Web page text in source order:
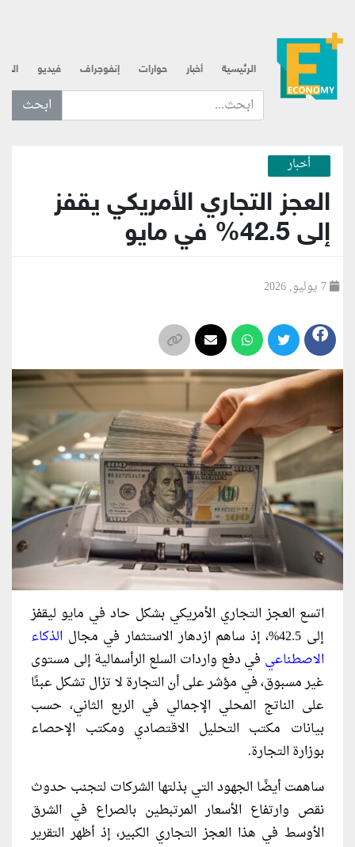
الرئيسية أخبار حوارات إنفوجراف فيديو
ابحث عن... :
أخبار
العجز التجاري الأمريكي يقفز
إلى 42.5% في مايو
اتسع العجز التجاري الأمريكي بشكل حاد في مايو ليقفز
إلى 42.5%، إذ ساهم ازدهار الاستثمار في مجال
الذكاء
الاصطناعي في دفع واردات السلع الرأسمالية إلى مستوى
غير مسبوق، في مؤشر على أن التجارة لا تزال تشكل عبئًا
على الناتج المحلي الإجمالي في الربع الثاني، حسب
بيانات مكتب التحليل الاقتصادي ومكتب الإحصاء
بوزارة التجارة.
ساهمت أيضًا الجهود التي بذلتها الشركات لتجنب حدوث
نقص وارتفاع الأسعار المرتبطين بالصراع في الشرق
الأوسط في هذا العجز التجاري الكبير، إذ أظهر التقرير